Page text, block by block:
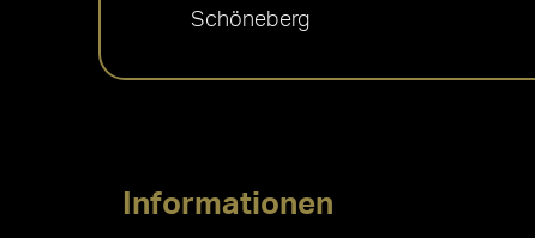
Schöneberg
Informationen